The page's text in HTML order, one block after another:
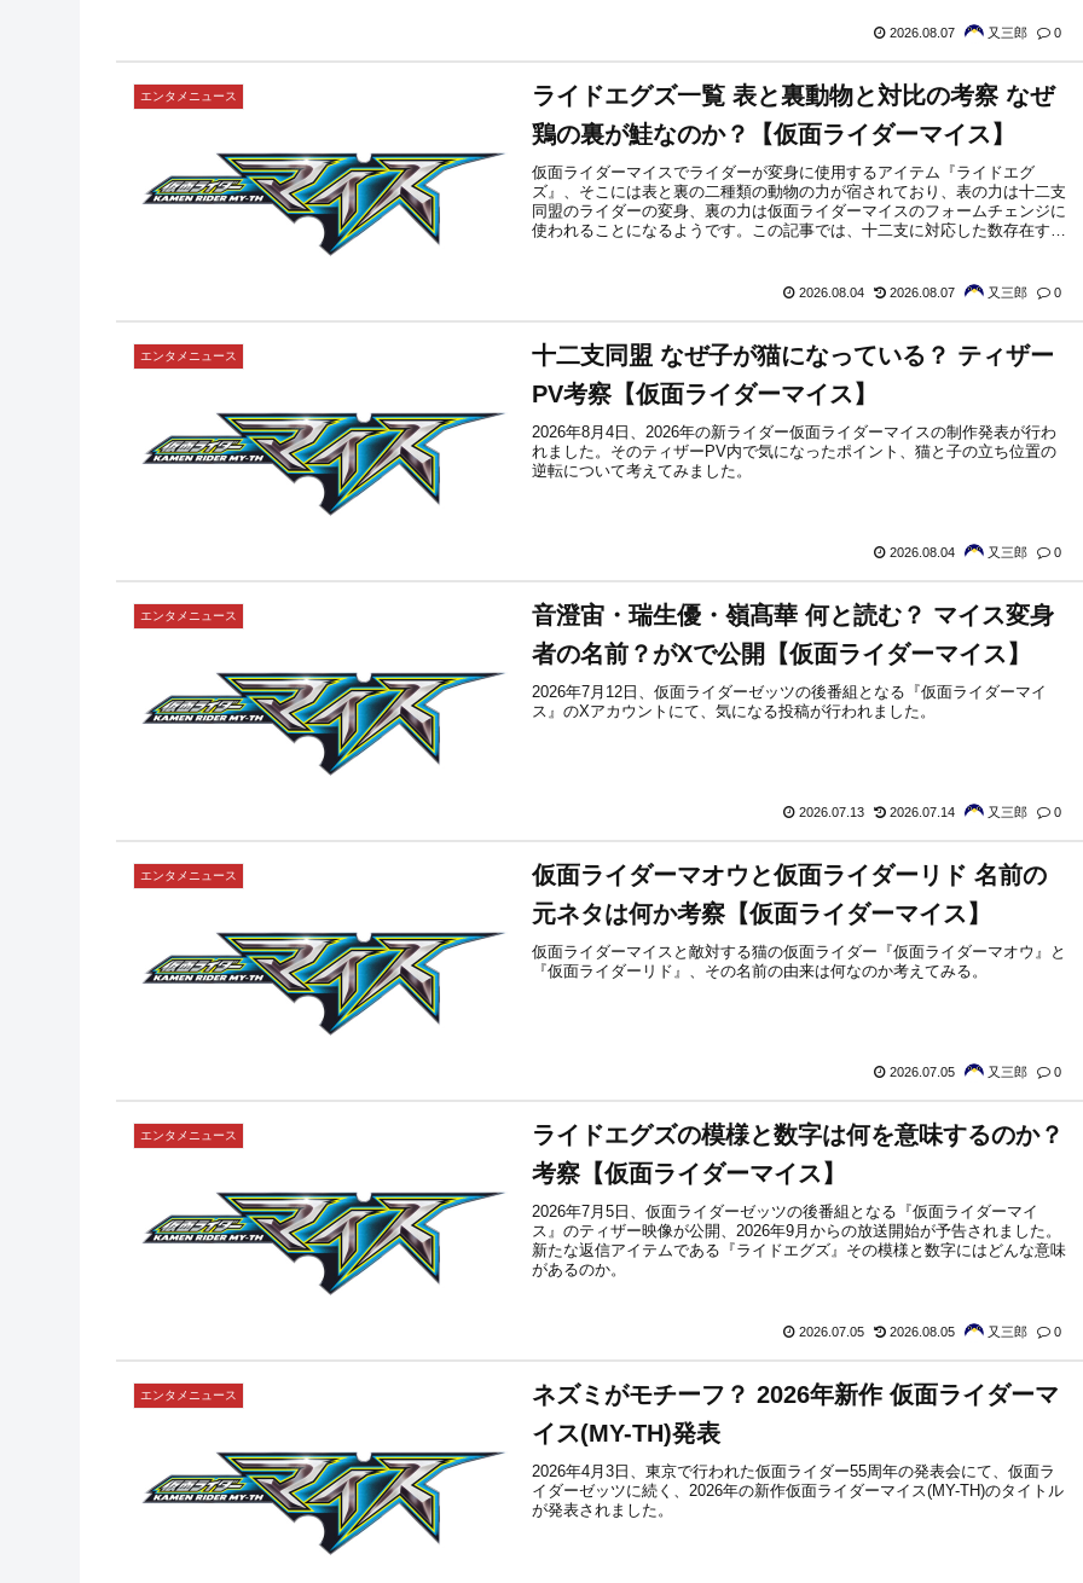
2026.08.07 又三郎 0
エンタメニュース
ライドエグズ一覧 表と裏動物と対比の考察 なぜ
鶏の裏が鮭なのか？【仮面ライダーマイス】
仮面ライダーマイスでライダーが変身に使用するアイテム『ライドエグ
ズ』、そこには表と裏の二種類の動物の力が宿されており、表の力は十二支
同盟のライダーの変身、裏の力は仮面ライダーマイスのフォームチェンジに
使われることになるようです。この記事では、十二支に対応した数存在する
2026.08.04 2026.08.07 又三郎 0
エンタメニュース
十二支同盟 なぜ子が猫になっている？ ティザー
PV考察【仮面ライダーマイス】
2026年8月4日、2026年の新ライダー仮面ライダーマイスの制作発表が行わ
れました。そのティザーPV内で気になったポイント、猫と子の立ち位置の
逆転について考えてみました。
2026.08.04 又三郎 0
エンタメニュース
音澄宙・瑞生優・嶺髙華 何と読む？ マイス変身
者の名前？がXで公開【仮面ライダーマイス】
2026年7月12日、仮面ライダーゼッツの後番組となる『仮面ライダーマイ
ス』のXアカウントにて、気になる投稿が行われました。
2026.07.13 2026.07.14 又三郎 0
エンタメニュース
仮面ライダーマオウと仮面ライダーリド 名前の
元ネタは何か考察【仮面ライダーマイス】
仮面ライダーマイスと敵対する猫の仮面ライダー『仮面ライダーマオウ』と
『仮面ライダーリド』、その名前の由来は何なのか考えてみる。
2026.07.05 又三郎 0
エンタメニュース
ライドエグズの模様と数字は何を意味するのか？
考察【仮面ライダーマイス】
2026年7月5日、仮面ライダーゼッツの後番組となる『仮面ライダーマイ
ス』のティザー映像が公開、2026年9月からの放送開始が予告されました。
新たな返信アイテムである『ライドエグズ』その模様と数字にはどんな意味
があるのか。
2026.07.05 2026.08.05 又三郎 0
エンタメニュース
ネズミがモチーフ？ 2026年新作 仮面ライダーマ
イス(MY-TH)発表
2026年4月3日、東京で行われた仮面ライダー55周年の発表会にて、仮面ラ
イダーゼッツに続く、2026年の新作仮面ライダーマイス(MY-TH)のタイトル
が発表されました。